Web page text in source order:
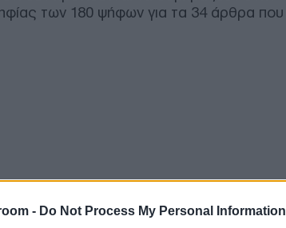
- Do Not Process My Personal Information
των 180 ψήφων για τα 34 άρθρα που